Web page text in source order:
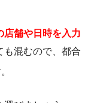
店舗や日時を入力
も混むので、都合